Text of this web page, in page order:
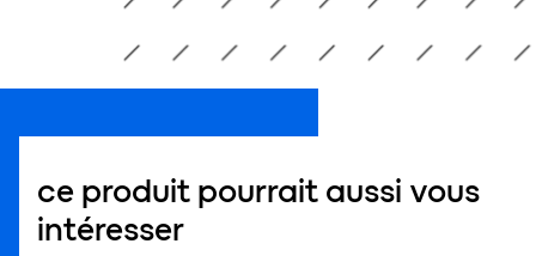
ce produit pourrait aussi vous
intéresser